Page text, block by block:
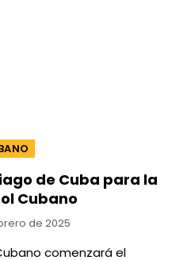
de Cuba para la
Cubano
de 2025
comenzará el